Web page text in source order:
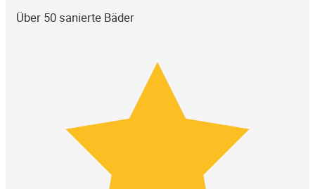
Über 50 sanierte Bäder